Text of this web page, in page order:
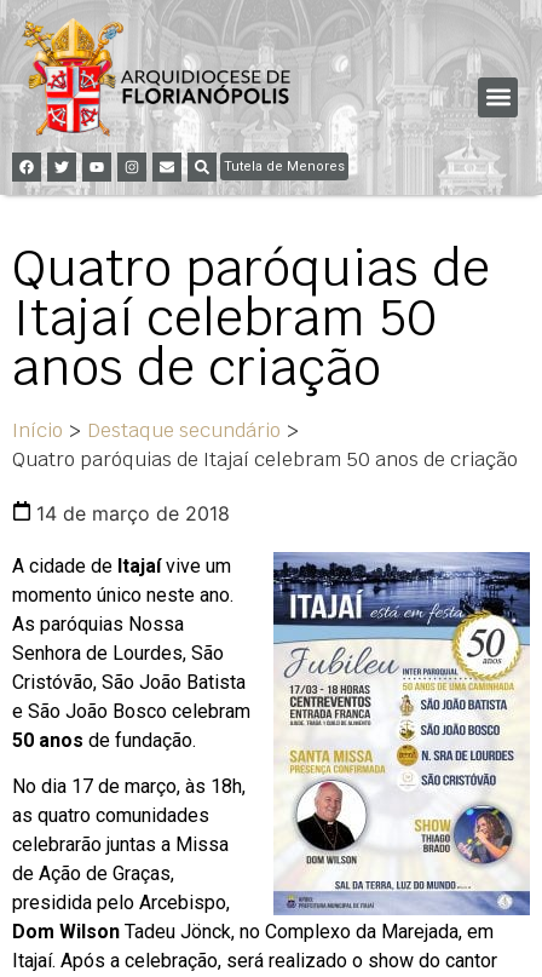
Tutela de Menores
Quatro paróquias de
Itajaí celebram 50
anos de criação
Início > Destaque secundário >
Quatro paróquias de Itajaí celebram 50 anos de criação
14 de março de 2018
A cidade de Itajaívive um
momento único neste ano.
As paróquias Nossa
Senhora de Lourdes, São
Cristóvão, São João Batista
e São João Bosco celebram
50 anos de fundação.
No dia 17 de março, às 18h,
as quatro comunidades
celebrarão juntas a Missa
de Ação de Graças,
presidida pelo Arcebispo,
Dom Wilson Tadeu Jönck, no Complexo da Marejada, em
Itajaí. Após a celebração, será realizado o show do cantor